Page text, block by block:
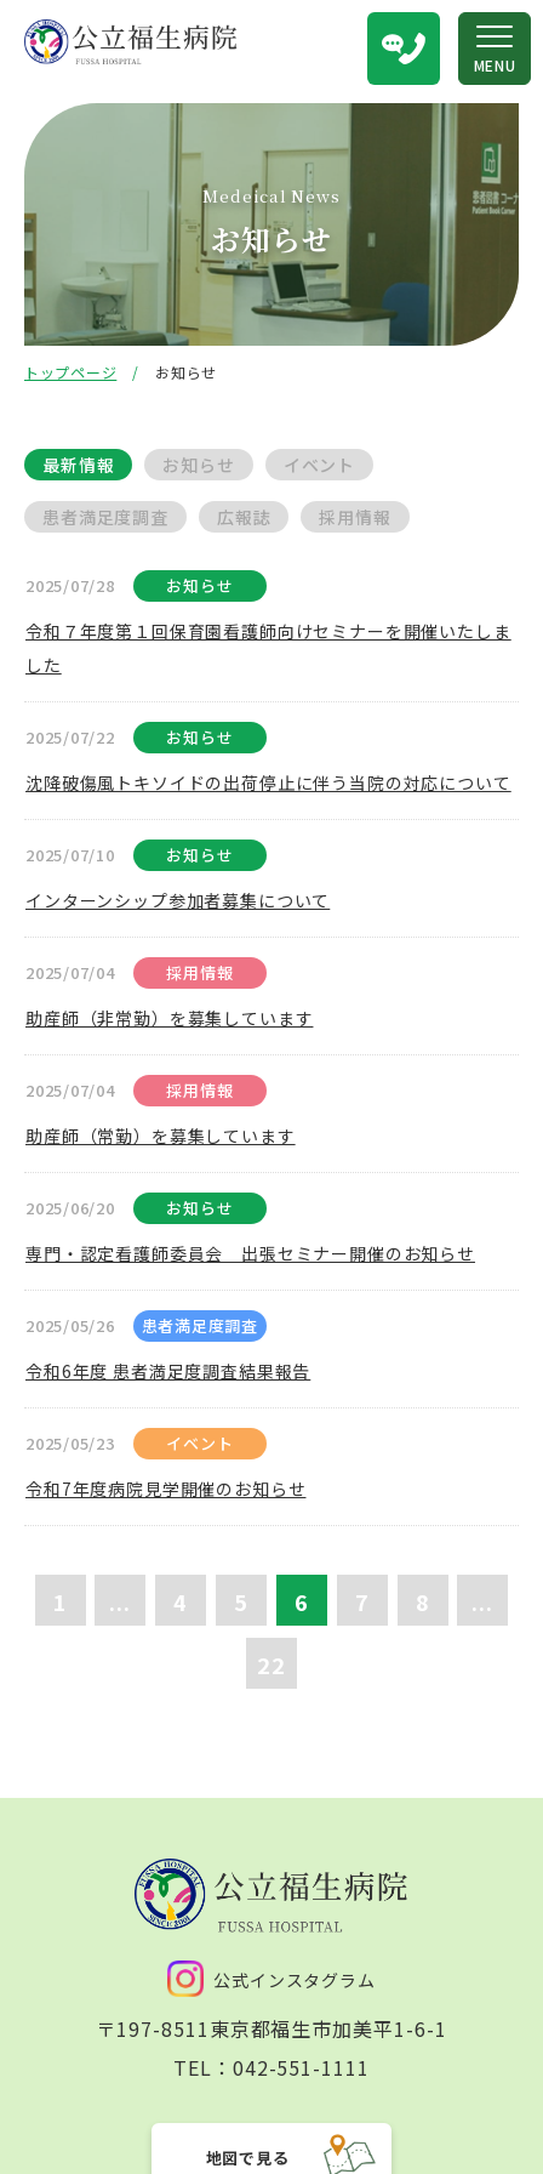
MENU
Medeical News
お知らせ
トップページ お知らせ
最新情報 お知らせ イベント
患者満足度調査 広報誌 採用情報
2025/07/28 お知らせ
令和７年度第１回保育園看護師向けセミナーを開催いたしま
した
2025/07/22 お知らせ
沈降破傷風トキソイドの出荷停止に伴う当院の対応について
2025/07/10 お知らせ
インターンシップ参加者募集について
2025/07/04 採用情報
助産師（非常勤）を募集しています
2025/07/04 採用情報
助産師（常勤）を募集しています
2025/06/20 お知らせ
専門・認定看護師委員会 出張セミナー開催のお知らせ
2025/05/26 患者満足度調査
令和6年度 患者満足度調査結果報告
2025/05/23 イベント
令和7年度病院見学開催のお知らせ
1 ... 4 5 6 7 8
...
22
公式インスタグラム
〒197-8511東京都福生市加美平1-6-1
TEL： 042-551-1111
地図で見る